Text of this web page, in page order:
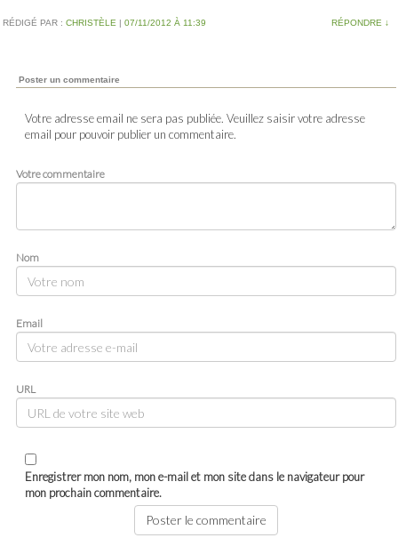
RÉDIGÉ PAR : CHRISTÈLE | 07/11/2012 À 11:39 RÉPONDRE ↓
Poster un commentaire
Votre adresse email ne sera pas publiée. Veuillez saisir votre adresse
email pour pouvoir publier un commentaire.
Votre commentaire
Nom
Email
URL
Enregistrer mon nom, mon e-mail et mon site dans le navigateur pour
mon prochain commentaire.